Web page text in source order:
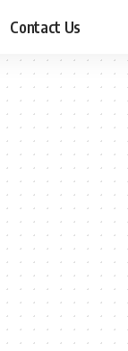
Contact Us